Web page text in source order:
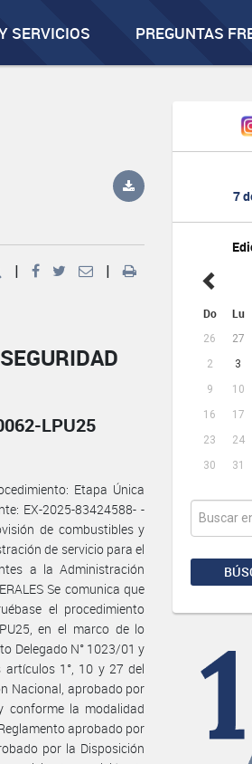
SERVICIOS PREGUNTAS
7
Do Lu
26 27
2
3
9
10
16
17
23
24
30
31
| |
LPU25
Etapa Única
EX-2025-83424588- -
de combustibles y
de servicio para el
a la Administración
Se comunica que
el procedimiento
en el marco de lo
Delegado N° 1023/01 y
1°, 10 y 27 del
Nacional, aprobado por
conforme la modalidad
aprobado por
por la Disposición